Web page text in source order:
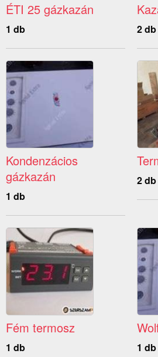
ÉTI 25 gázkazán
1 db 2 db
Kondenzácios
gázkazán
1 db
2 db
Fém termosz
1 db 1 db